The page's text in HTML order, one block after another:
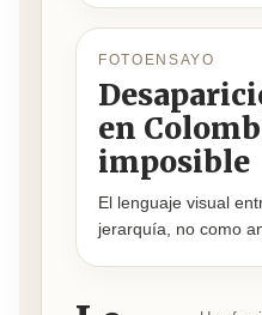
FOTOENSAYO
en
imposible
El lenguaje visual
jerarquía, no como